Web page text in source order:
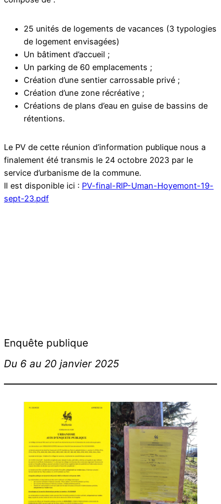
25 unités de logements de vacances (3 typologies
de logement envisagées)
Un bâtiment d’accueil ;
Un parking de 60 emplacements ;
Création d’une sentier carrossable privé ;
Création d’une zone récréative ;
Créations de plans d’eau en guise de bassins de
rétentions.
Le PV de cette réunion d’information publique nous a
finalement été transmis le 24 octobre 2023 par le
service d’urbanisme de la commune.
Il est disponible ici : PV-final-RIP-Uman-Hoyemont-19-
sept-23.pdf
Enquête publique
Du 6 au 20 janvier 2025